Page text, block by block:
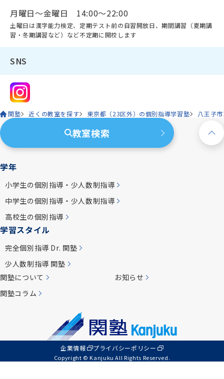
月曜日～金曜日 14:00～22:00
土曜日は漢字能力検定、定期テスト前の自習開放日、期間講習（夏期講
習・冬期講習など）など不定期に開校します
SNS
関塾 近くの教室を探す 東京都（23区外）の個別指導学習塾 八王子市
教室検索
学年
小学生の個別指導・少人数制指導
中学生の個別指導・少人数制指導
高校生の個別指導
学習スタイル
完全個別指導 Dr. 関塾
少人数制指導 関塾
関塾について
お知らせ
関塾コラム
企業情報 プライバシーポリシー
Copyright © Kanjuku All Rights Reserved.